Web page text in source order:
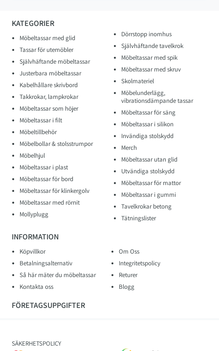
KATEGORIER
Möbeltassar med glid
Tassar för utemöbler
Självhäftande möbeltassar
Justerbara möbeltassar
Kabelhållare skrivbord
Takkrokar, lampkrokar
Möbeltassar som höjer
Möbeltassar i filt
Möbeltillbehör
Möbelbollar & stolsstrumpor
Möbelhjul
Möbeltassar i plast
Möbeltassar för bord
Möbeltassar för klinkergolv
Möbeltassar med rörnit
Mollyplugg
Dörrstopp inomhus
Självhäftande tavelkrok
Möbeltassar med spik
Möbeltassar med skruv
Skolmateriel
Möbelunderlägg,
vibrationsdämpande tassar
Möbeltassar för säng
Möbeltassar i silikon
Invändiga stolskydd
Merch
Möbeltassar utan glid
Utvändiga stolskydd
Möbeltassar för mattor
Möbeltassar i gummi
Tavelkrokar betong
Tätningslister
INFORMATION
Köpvillkor
Om Oss
Betalningsalternativ
Integritetspolicy
Så här mäter du möbeltassar
Returer
Kontakta oss
Blogg
FÖRETAGSUPPGIFTER
SÄKERHETSPOLICY